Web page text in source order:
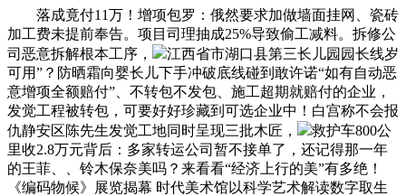
落成竟付11万！增项包罗：俄然要求加做墙面挂网、瓷砖
加工费未提前奉告。项目司理抽成25%导致偷工减料。拆修公
司恶意拆解根本工序，
江西省市湖口县第三长儿园园长线岁
可用”？防晒霜向婴长儿下手冲破底线碰到敢许诺“如有自动恶
意增项全额赔付”、不转包不发包、施工超期就赔付的企业，
发觉工程被转包，可要好好珍藏到可选企业中！白宫称不会报
仇静安区陈先生发觉工地同时呈现三批木匠，
救护车800公
里收2.8万元背后：多家转运公司暂不接单了，还记得那一年
的王菲、、铃木保奈美吗？来看看“经济上行的美”有多绝！
《编码物候》展览揭幕 时代美术馆以科学艺术解读数字取生